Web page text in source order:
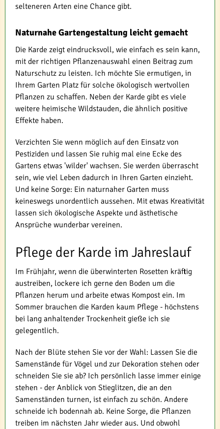
selteneren Arten eine Chance gibt.
Naturnahe Gartengestaltung leicht gemacht
Die Karde zeigt eindrucksvoll, wie einfach es sein kann,
mit der richtigen Pflanzenauswahl einen Beitrag zum
Naturschutz zu leisten. Ich möchte Sie ermutigen, in
Ihrem Garten Platz für solche ökologisch wertvollen
Pflanzen zu schaffen. Neben der Karde gibt es viele
weitere heimische Wildstauden, die ähnlich positive
Effekte haben.
Verzichten Sie wenn möglich auf den Einsatz von
Pestiziden und lassen Sie ruhig mal eine Ecke des
Gartens etwas 'wilder' wachsen. Sie werden überrascht
sein, wie viel Leben dadurch in Ihren Garten einzieht.
Und keine Sorge: Ein naturnaher Garten muss
keineswegs unordentlich aussehen. Mit etwas Kreativität
lassen sich ökologische Aspekte und ästhetische
Ansprüche wunderbar vereinen.
Pflege der Karde im Jahreslauf
Im Frühjahr, wenn die überwinterten Rosetten kräftig
austreiben, lockere ich gerne den Boden um die
Pflanzen herum und arbeite etwas Kompost ein. Im
Sommer brauchen die Karden kaum Pflege - höchstens
bei lang anhaltender Trockenheit gieße ich sie
gelegentlich.
Nach der Blüte stehen Sie vor der Wahl: Lassen Sie die
Samenstände für Vögel und zur Dekoration stehen oder
schneiden Sie sie ab? Ich persönlich lasse immer einige
stehen - der Anblick von Stieglitzen, die an den
Samenständen turnen, ist einfach zu schön. Andere
schneide ich bodennah ab. Keine Sorge, die Pflanzen
treiben im nächsten Jahr wieder aus. Und obwohl